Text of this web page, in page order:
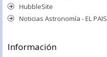
HubbleSite
Noticias Astronomía - EL PAIS
Información